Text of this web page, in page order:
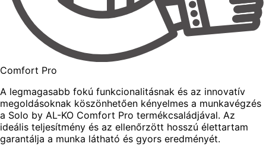
Comfort Pro
A legmagasabb fokú funkcionalitásnak és az innovatív
megoldásoknak köszönhetően kényelmes a munkavégzés
a Solo by AL-KO Comfort Pro termékcsaládjával. Az
ideális teljesítmény és az ellenőrzött hosszú élettartam
garantálja a munka látható és gyors eredményét.